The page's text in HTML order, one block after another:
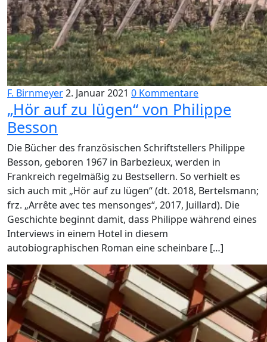
F. Birnmeyer2. Januar 2021 0 Kommentare
„Hör auf zu lügen“ von Philippe
Besson
Die Bücher des französischen Schriftstellers Philippe
Besson, geboren 1967 in Barbezieux, werden in
Frankreich regelmäßig zu Bestsellern. So verhielt es
sich auch mit „Hör auf zu lügen“ (dt. 2018, Bertelsmann;
frz. „Arrête avec tes mensonges“, 2017, Juillard). Die
Geschichte beginnt damit, dass Philippe während eines
Interviews in einem Hotel in diesem
autobiographischen Roman eine scheinbare […]